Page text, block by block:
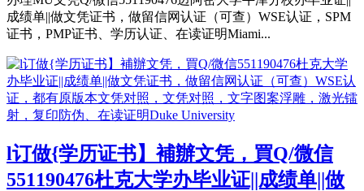
成绩单||做文凭证书，做留信网认证（可查）WSE认证，SPM
证书，PMP证书、学历认证、在读证明Miami...
l订做{学历证书】補辦文凭，買Q/微信
551190476杜克大学办毕业证||成绩单||做